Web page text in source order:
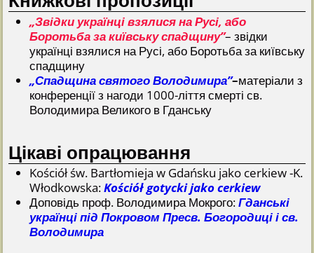
„Звідки українці взялися на Русі, або
Боротьба за київську спадщину”– звідки
українці взялися на Русі, або Боротьба за київську
спадщину
„Спадщина святого Володимира”–матеріали з
конференції з нагоди 1000-ліття смерті св.
Володимира Великого в Гданську
Цікаві опрацювання
Kościół św. Bartłomieja w Gdańsku jako cerkiew -K.
Włodkowska:Kościół gotycki jako cerkiew
Доповідь проф. Володимира Мокрого:Гданські
українці під Покровом Пресв. Богородиці і св.
Володимира